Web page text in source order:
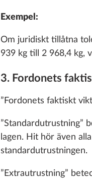
Exempel:
Om juridiskt tillåtna
939 kg till 2 968,4 kg,
3. Fordonets
”Fordonets faktiskt
”Standardutrustning”
lagen. Hit hör även
standardutrustningen.
”Extrautrustning”